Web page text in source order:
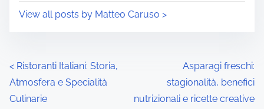
View all posts by Matteo Caruso >
P
o
< Ristoranti Italiani: Storia,
Atmosfera e Specialità
Culinarie
Asparagi freschi:
stagionalità, benefici
nutrizionali e ricette creative